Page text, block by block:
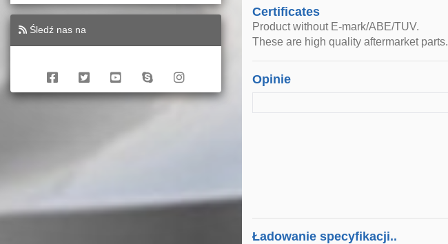
Śledź nas na
Certificates
Product without E-mark/ABE/TUV.
These are high quality aftermarket parts.
Opinie
Ładowanie specyfikacji..